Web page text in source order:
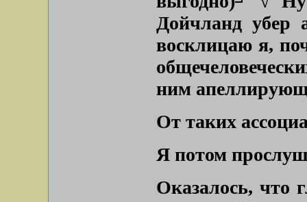
Дойчланд
восклицаю я,
ним
От таких
Я потом
Оказалось, что